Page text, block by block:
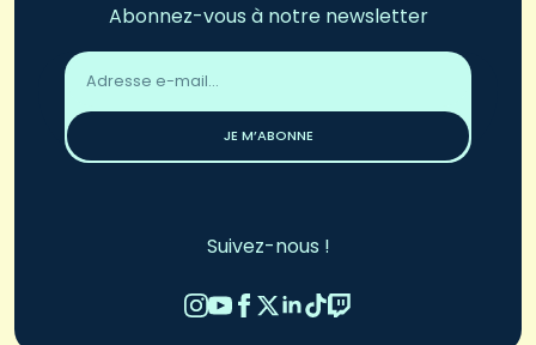
Abonnez-vous à notre newsletter
Adresse
email
JE M’ABONNE
Suivez-nous !